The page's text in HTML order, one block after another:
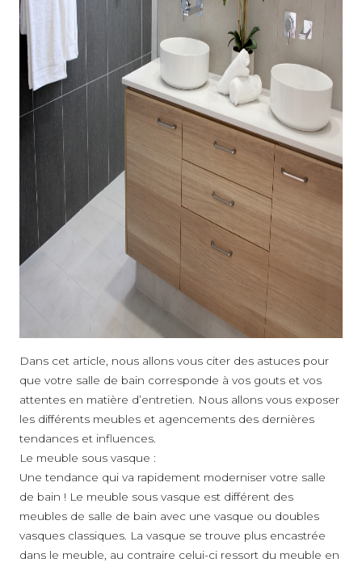
Dans cet article, nous allons vous citer des astuces pour
que votre salle de bain corresponde à vos gouts et vos
attentes en matière d’entretien. Nous allons vous exposer
les différents meubles et agencements des dernières
tendances et influences.
Le meuble sous vasque :
Une tendance qui va rapidement moderniser votre salle
de bain ! Le meuble sous vasque est différent des
meubles de salle de bain avec une vasque ou doubles
vasques classiques. La vasque se trouve plus encastrée
dans le meuble, au contraire celui-ci ressort du meuble en